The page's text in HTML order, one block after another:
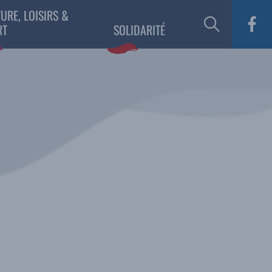
LOISIRS &
SOLIDARITÉ